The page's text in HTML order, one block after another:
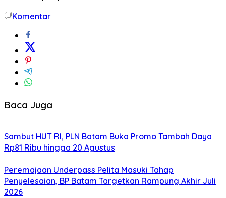
Komentar
Baca Juga
Sambut HUT RI, PLN Batam Buka Promo Tambah Daya
Rp81 Ribu hingga 20 Agustus
Peremajaan Underpass Pelita Masuki Tahap
Penyelesaian, BP Batam Targetkan Rampung Akhir Juli
2026